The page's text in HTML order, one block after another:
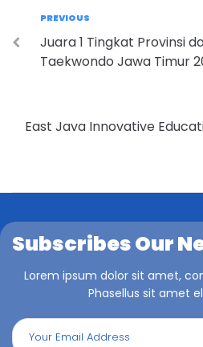
PREVIOUS
Juara 1 Tingkat Provinsi
Taekwondo Jawa Timur
East Java Innovative
Subscribes Our
Lorem ipsum dolor sit amet,
Phasellus sit amet